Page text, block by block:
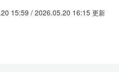
15:59 / 2026.05.20 16:15 更新